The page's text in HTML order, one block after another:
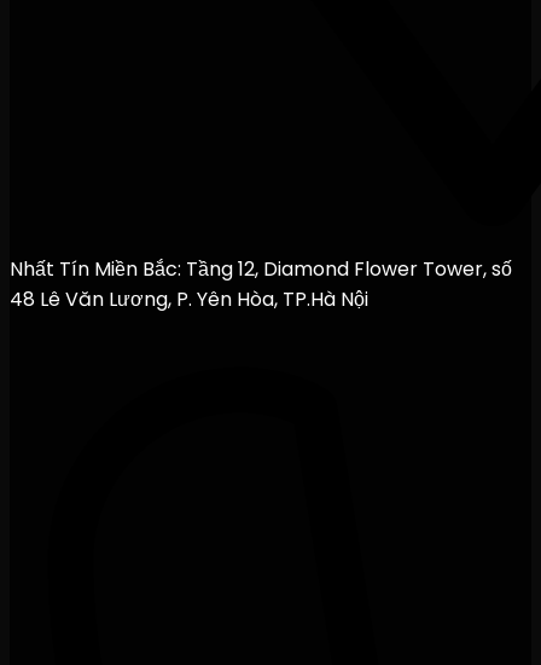
Nhất Tín Miền Bắc: Tầng 12, Diamond Flower Tower, số
48 Lê Văn Lương, P. Yên Hòa, TP.Hà Nội